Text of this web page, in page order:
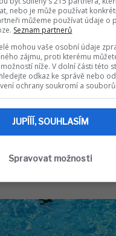
nebo je může používat
můžeme používat údaje o
Seznam partnerů
mohou vaše osobní údaje
zájmu, proti kterému
níže. V dolní části této
odkaz ke správě nebo
ochrany soukromí a
JUPÍÍÍ, SOUHLASÍM
Spravovat možnosti